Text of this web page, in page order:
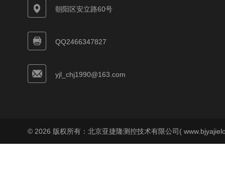
朝阳区安立路60号
QQ2466347827
yjl_chj1990@163.com
© 2026 版权所有：北京亚捷隆测控技术有限公司(